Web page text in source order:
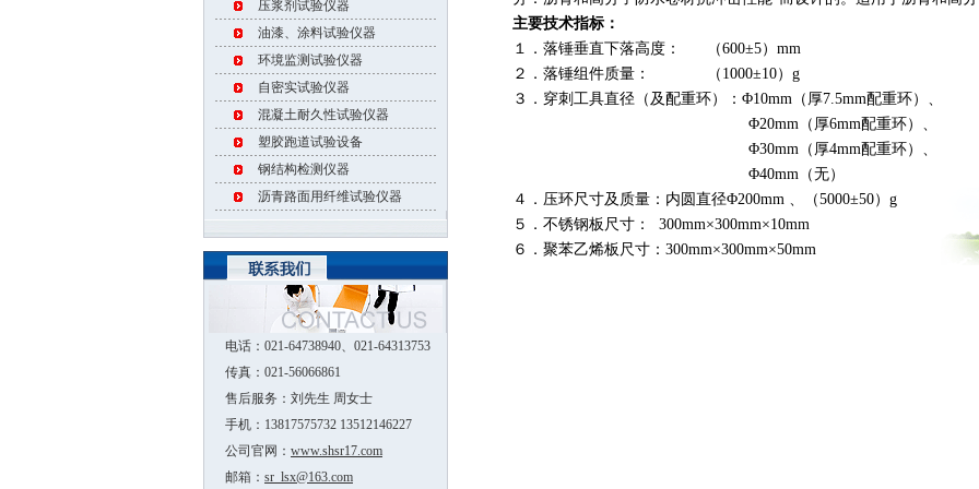
压浆剂试验仪器
油漆、涂料试验仪器
环境监测试验仪器
自密实试验仪器
混凝土耐久性试验仪器
塑胶跑道试验设备
钢结构检测仪器
沥青路面用纤维试验仪器
电话：021-64738940、021-64313753
传真：021-56066861
售后服务：刘先生 周女士
手机：13817575732 13512146227
公司官网： www.shsr17.com
邮箱： sr_lsx@163.com
主要技术指标：
１．落锤垂直下落高度： （600±5）mm
２．落锤组件质量： （1000±10）g
３．穿刺工具直径（及配重环）：Φ10mm（厚7.5mm配重环
Φ20mm（厚6mm配重环）、
Φ30mm（厚4mm配重环）、
Φ40mm（无）
４．压环尺寸及质量：内圆直径Φ200mm 、（5000±50）g
５ ． 不锈钢板尺寸： 300mm×300mm×10mm
６ ． 聚苯乙烯板尺寸：300mm×300mm×50mm